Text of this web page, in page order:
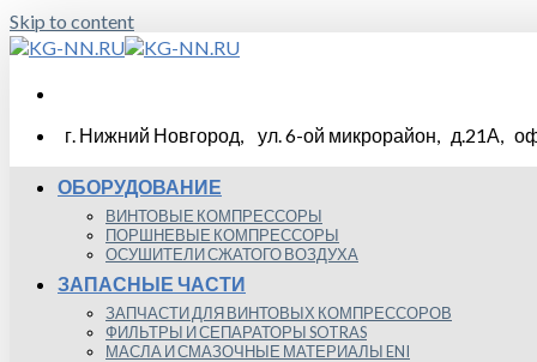
Skip to content
г. Нижний Новгород, ул. 6-ой микрорайон, д.21А,
ОБОРУДОВАНИЕ
ВИНТОВЫЕ КОМПРЕССОРЫ
ПОРШНЕВЫЕ КОМПРЕССОРЫ
ОСУШИТЕЛИ СЖАТОГО ВОЗДУХА
ЗАПАСНЫЕ ЧАСТИ
ЗАПЧАСТИ ДЛЯ ВИНТОВЫХ КОМПРЕССОРОВ
ФИЛЬТРЫ И СЕПАРАТОРЫ SOTRAS
МАСЛА И СМАЗОЧНЫЕ МАТЕРИАЛЫ ENI